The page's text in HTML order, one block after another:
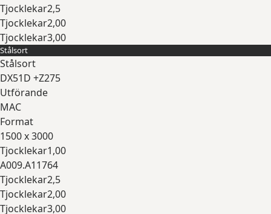
Tjocklekar2,5
Tjocklekar2,00
Tjocklekar3,00
Expandera
Stålsort
Stålsort
DX51D +Z275
Utförande
MAC
Format
1500 x 3000
Tjocklekar1,00
A009.A11764
Tjocklekar2,5
Tjocklekar2,00
Tjocklekar3,00